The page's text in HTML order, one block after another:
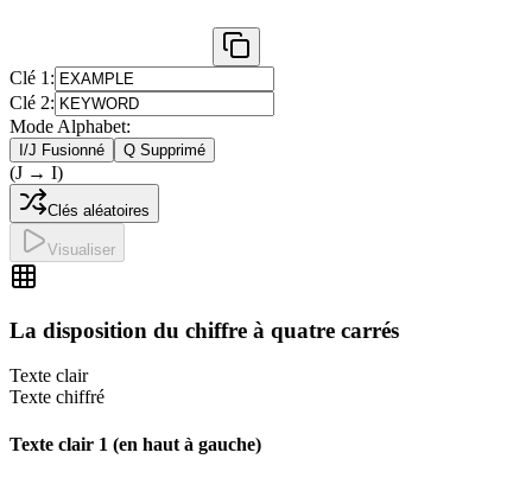
Clé 1:
Clé 2:
Mode Alphabet:
I/J Fusionné Q Supprimé
(J → I)
Clés aléatoires
Visualiser
La disposition du chiffre à quatre carrés
Texte clair
Texte chiffré
Texte clair 1 (en haut à gauche)